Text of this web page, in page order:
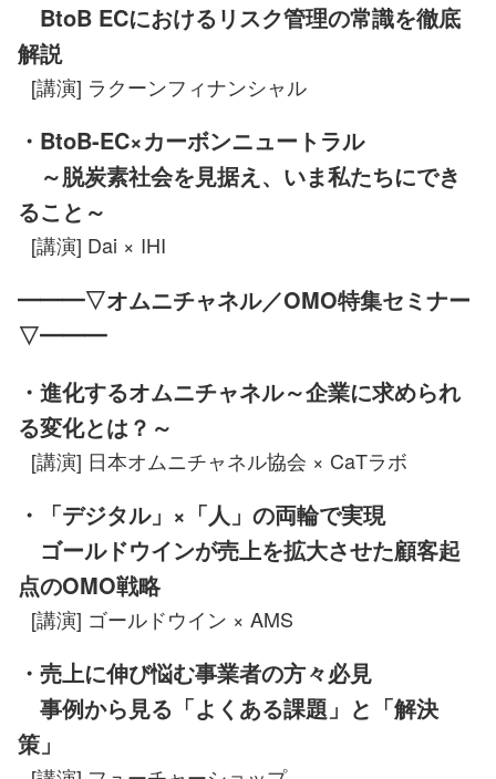
BtoB ECにおけるリスク管理の常識を徹底
解説
[講演] ラクーンフィナンシャル
・BtoB-EC×カーボンニュートラル
～脱炭素社会を見据え、いま私たちにでき
ること～
[講演] Dai × IHI
━━━▽オムニチャネル／OMO特集セミナー
▽━━━
・進化するオムニチャネル～企業に求められ
る変化とは？～
[講演] 日本オムニチャネル協会 × CaTラボ
・「デジタル」×「人」の両輪で実現
ゴールドウインが売上を拡大させた顧客起
点のOMO戦略
[講演] ゴールドウイン × AMS
・売上に伸び悩む事業者の方々必見
事例から見る「よくある課題」と「解決
策」